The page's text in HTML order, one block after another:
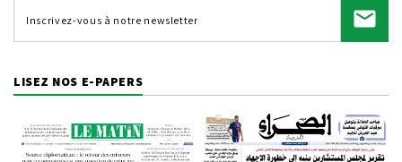
LISEZ NOS E-PAPERS